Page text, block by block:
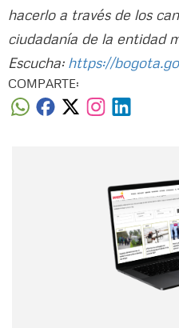
hacerlo a través de los
ciudadanía de la entidad
Escucha: https://
COMPARTE:
Correo electrónico
Tipo de comentario